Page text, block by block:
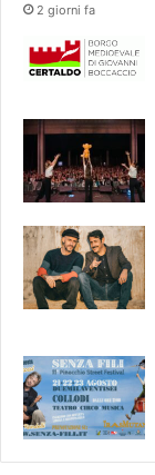
2 giorni fa